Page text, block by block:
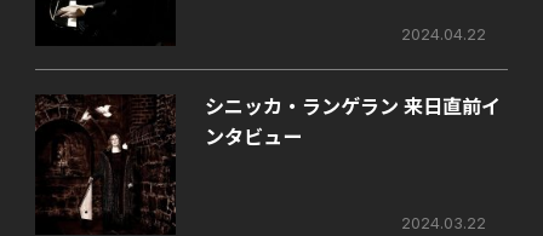
2024.04.22
シニッカ・ランゲラン 来日直前イ
ンタビュー
2024.03.22